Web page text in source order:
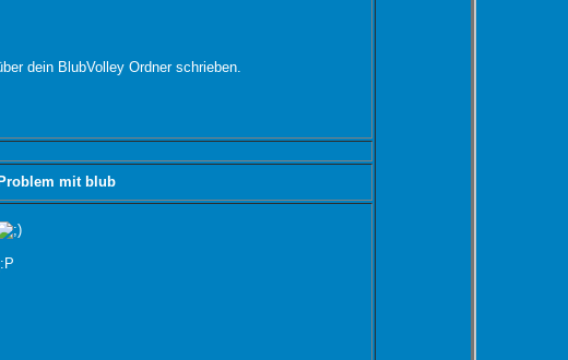
dein BlubVolley Ordner schrieben.
mit blub